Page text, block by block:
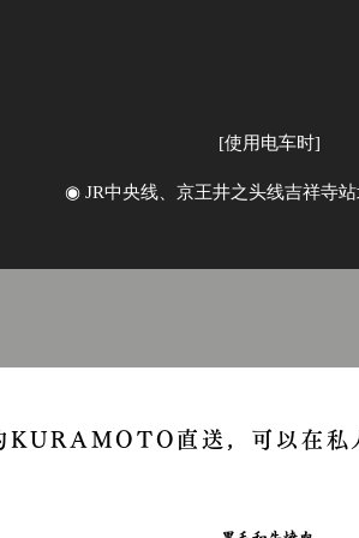
[使用电车时]
◉ JR中央线、京王井之头线吉祥寺
KURAMOTO直送，可以在私